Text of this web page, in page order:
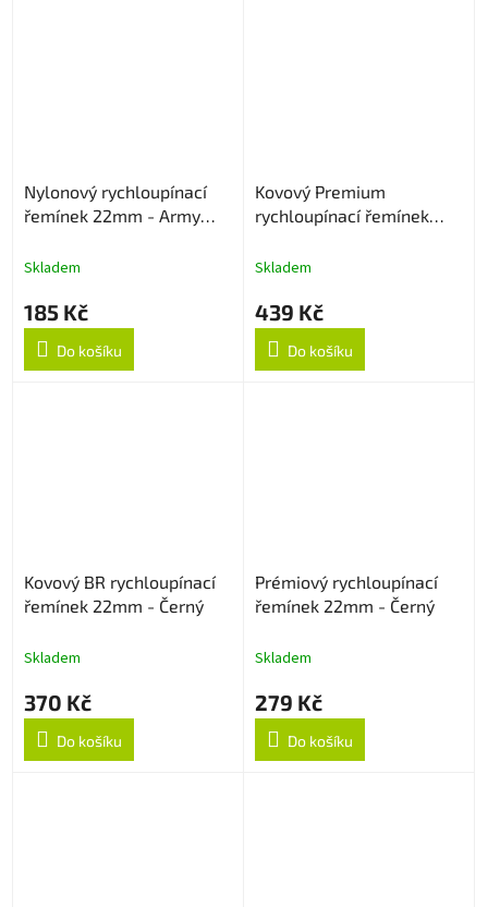
Nylonový rychloupínací
řemínek 22mm - Army
Skladem
185 Kč
Do košíku
Kovový Premium
rychloupínací řemínek
Skladem
439 Kč
Do košíku
Kovový BR rychloupínací
řemínek 22mm - Černý
Skladem
370 Kč
Do košíku
Prémiový rychloupínací
řemínek 22mm - Černý
Skladem
279 Kč
Do košíku